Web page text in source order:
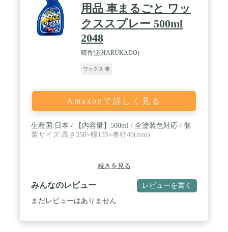
用品 車まるごと ワッ
クススプレー 500ml
2048
晴香堂(HARUKADO)
ワックス 車
Amazonで詳しく見る
生産国:日本 / 【内容量】500ml / 全塗装色対応 / 個
装サイズ:高さ250×幅135×奥行40(mm)
続きを見る
みんなのレビュー レビューを書く
まだレビューはありません